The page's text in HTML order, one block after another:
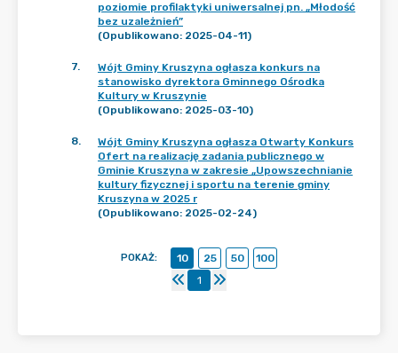
poziomie profilaktyki uniwersalnej pn. „Młodość
bez uzależnień”
(Opublikowano: 2025-04-11)
7.
Wójt Gminy Kruszyna ogłasza konkurs na
stanowisko dyrektora Gminnego Ośrodka
Kultury w Kruszynie
(Opublikowano: 2025-03-10)
8.
Wójt Gminy Kruszyna ogłasza Otwarty Konkurs
Ofert na realizację zadania publicznego w
Gminie Kruszyna w zakresie „Upowszechnianie
kultury fizycznej i sportu na terenie gminy
Kruszyna w 2025 r
(Opublikowano: 2025-02-24)
POKAŻ: 10 25 50
100
1